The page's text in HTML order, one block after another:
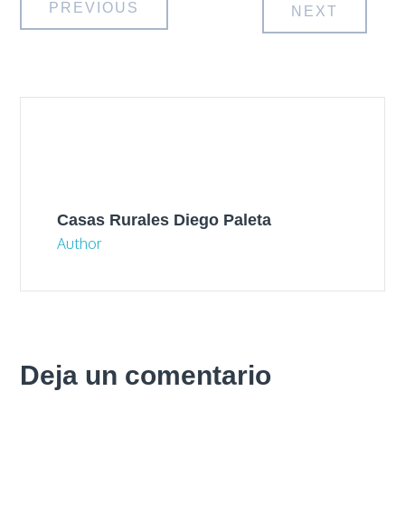
Navegación
PREVIOUS NEXT
Casas Rurales Diego Paleta
Author
Deja un comentario